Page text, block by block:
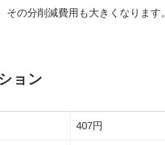
の分削減費用も大きくなりま
ョン
407円